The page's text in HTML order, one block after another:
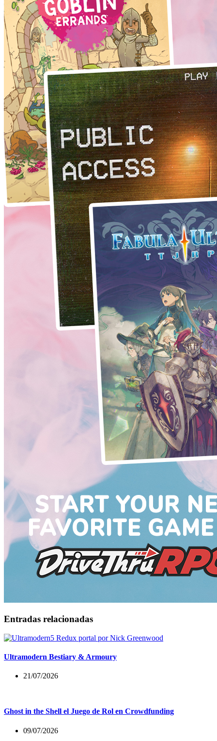
Entradas relacionadas
Ultramodern Bestiary & Armoury
21/07/2026
Ghost in the Shell el Juego de Rol en Crowdfunding
09/07/2026